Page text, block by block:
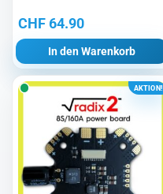
CHF64.90
In den Warenkorb
AKTION!